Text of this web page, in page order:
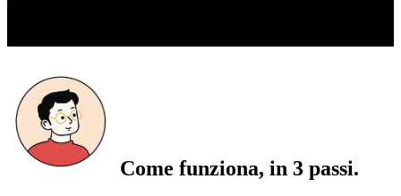
Come funziona, in 3 passi.